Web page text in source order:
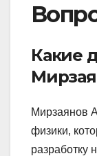
Какие
Мирзаянов
физики,
разработку